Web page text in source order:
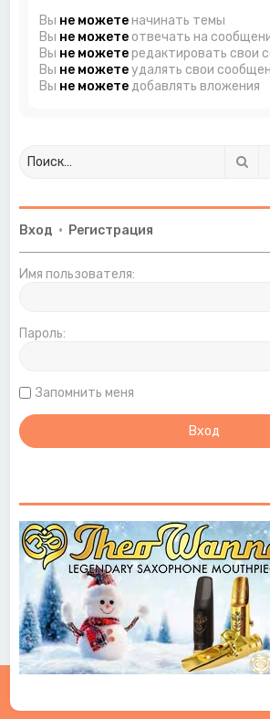
Вы не можетеначинать темы
Вы не можетеотвечать на
Вы не можетередактировать свои
Вы не можетеудалять свои
Вы не можетедобавлять вложения
Вход • Регистрация
Имя пользователя:
Пароль:
Запомнить меня